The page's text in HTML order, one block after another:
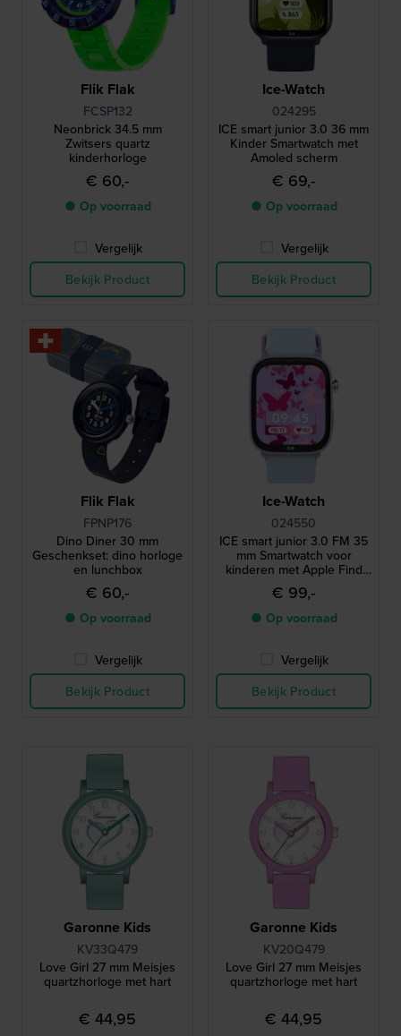
Flik Flak
FCSP132
Neonbrick 34.5 mm
Zwitsers quartz
kinderhorloge
€ 60,-
● Op voorraad
Vergelijk
Bekijk Product
Ice-Watch
024295
ICE smart junior 3.0 36 mm
Kinder Smartwatch met
Amoled scherm
€ 69,-
● Op voorraad
Vergelijk
Bekijk Product
Flik Flak
FPNP176
Dino Diner 30 mm
Geschenkset: dino horloge
en lunchbox
€ 60,-
● Op voorraad
Vergelijk
Bekijk Product
Ice-Watch
024550
ICE smart junior 3.0 FM 35
mm Smartwatch voor
kinderen met Apple Find
My geolocatie-functionaliteit
€ 99,-
● Op voorraad
Vergelijk
Bekijk Product
Garonne Kids
KV33Q479
Love Girl 27 mm Meisjes
quartzhorloge met hart
€ 44,95
Garonne Kids
KV20Q479
Love Girl 27 mm Meisjes
quartzhorloge met hart
€ 44,95